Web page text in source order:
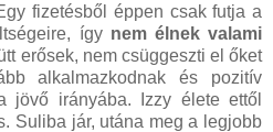
fizetésből éppen csak futja a
így nem élnek valami
erősek, nem csüggeszti el őket
alkalmazkodnak és pozitív
jövő irányába. Izzy élete ettől
Suliba jár, utána meg a legjobb